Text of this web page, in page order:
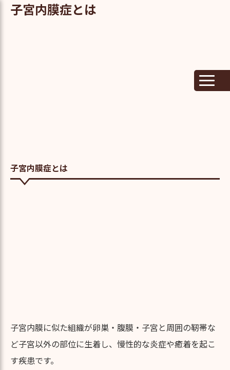
子宮内膜症とは
子宮内膜症とは
子宮内膜に似た組織が卵巣・腹膜・子宮と周囲の靭帯な
ど子宮以外の部位に生着し、慢性的な炎症や癒着を起こ
す疾患です。